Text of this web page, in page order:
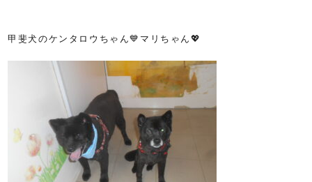
甲斐犬のケンタロウちゃん💙マリちゃん💖